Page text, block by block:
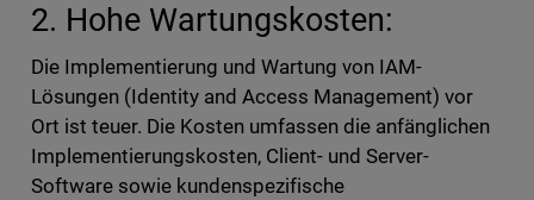
2. Hohe Wartungskosten:
Die Implementierung und Wartung von IAM-
Lösungen (Identity and Access Management) vor
Ort ist teuer. Die Kosten umfassen die anfänglichen
Implementierungskosten, Client- und Server-
Software sowie kundenspezifische